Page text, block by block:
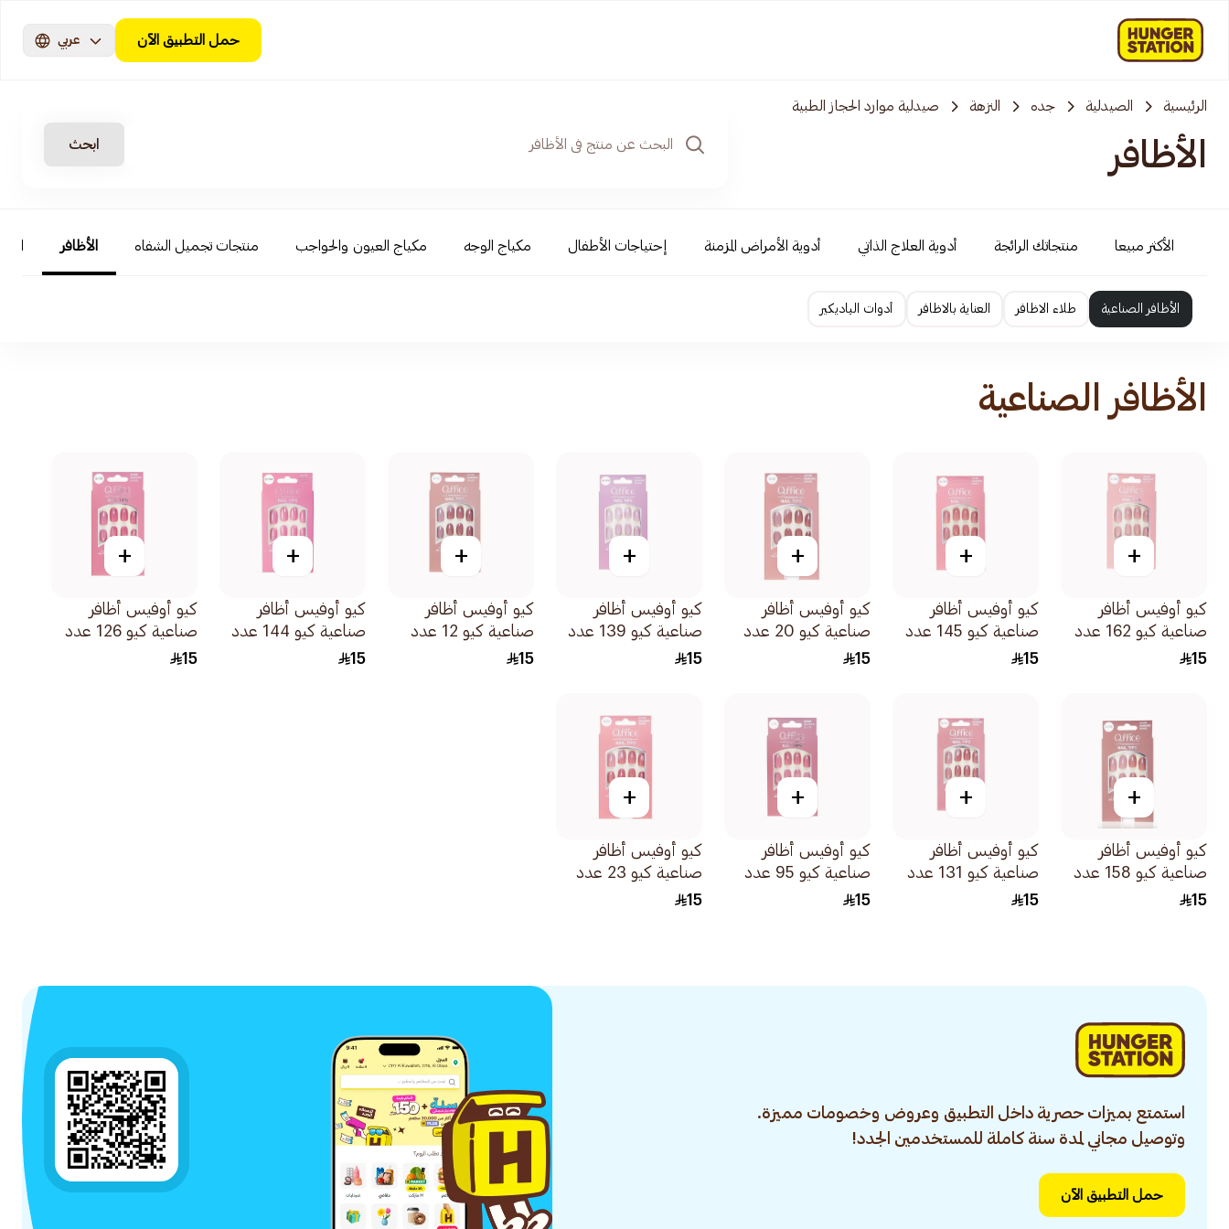
حمل التطبيق الآن عربي
الرئيسية الصيدلية جده النزهة صيدلية موارد الحجاز الطبية
الأظافر ابحث
الأكثر مبيعا منتجاتك الرائجة أدوية العلاج الذاتي أدوية الأمراض المزمنة إحتياجات الأطفال مكياج الوجه مكياج العيون والحواجب منتجات تجميل الشفاه الأظافر
الأظافر الصناعية طلاء الاظافر العناية بالاظافر أدوات الباديكير
الأظافر الصناعية
+
كيو أوفيس أظافر
صناعية كيو 162 عدد
24قطعة
15
+
كيو أوفيس أظافر
صناعية كيو 145 عدد
24قطعة
15
+
كيو أوفيس أظافر
صناعية كيو 20 عدد
24قطعة
15
+
كيو أوفيس أظافر
صناعية كيو 139 عدد
24قطعة
15
+
كيو أوفيس أظافر
صناعية كيو 12 عدد
24قطعة
15
+
كيو أوفيس أظافر
صناعية كيو 144 عدد
24قطعة
15
+
كيو أوفيس أظافر
صناعية كيو 126 عدد
24قطعة
15
+
كيو أوفيس أظافر
صناعية كيو 158 عدد
24قطعة
15
+
كيو أوفيس أظافر
صناعية كيو 131 عدد
24قطعة
15
+
كيو أوفيس أظافر
صناعية كيو 95 عدد
24قطعة
15
+
كيو أوفيس أظافر
صناعية كيو 23 عدد
24قطعة
15
استمتع بميزات حصرية داخل التطبيق وعروض وخصومات مميزة.
وتوصيل مجاني لمدة سنة كاملة للمستخدمين الجدد!
حمل التطبيق الآن